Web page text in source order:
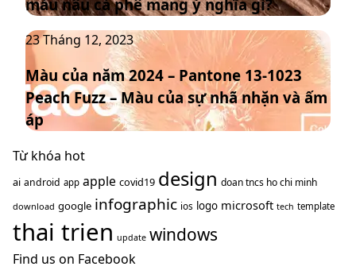
đạo
trị
xu
hướng
năm
2025
Mocha
Mousse
–
màu
nâu
cà
phê
mang
nghĩa
gì?
màu nâu cà phê mang ý nghĩa gì?
Màu
của
năm
2024
–
Pantone
13-
Peach
Fuzz
–
của
23 Tháng 12, 2023
Màu của năm 2024 – Pantone 13-1023
Peach Fuzz – Màu của sự nhã nhặn và ấm
áp
Từ khóa hot
ai android app apple covid19 design doan tncs ho chi minh
download google infographic ios logo microsoft tech template
thai trien update windows
Find us on Facebook